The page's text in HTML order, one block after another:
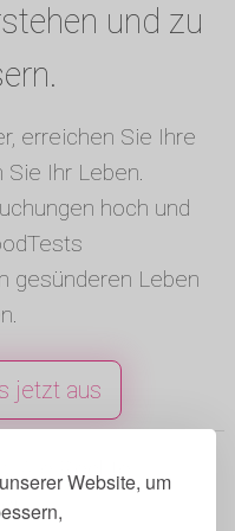
Website, um
und zu
erreichen Sie Ihre
Ihr Leben.
hoch und
gesünderen Leben
jetzt aus
Alle Rechte